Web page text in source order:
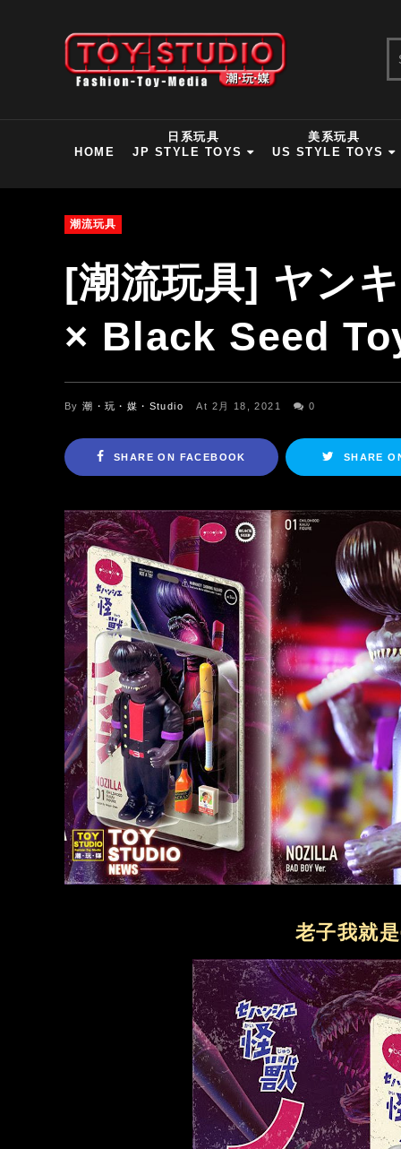
HOME
日系玩具
JP STYLE TOYS
美系玩具
US STYLE TOYS
潮流玩具
[潮流玩具] ヤン
× Black Seed
By潮・玩・媒・Studio At 2月 18, 2021 0
SHARE ON FACEBOOK SHARE
老子我就